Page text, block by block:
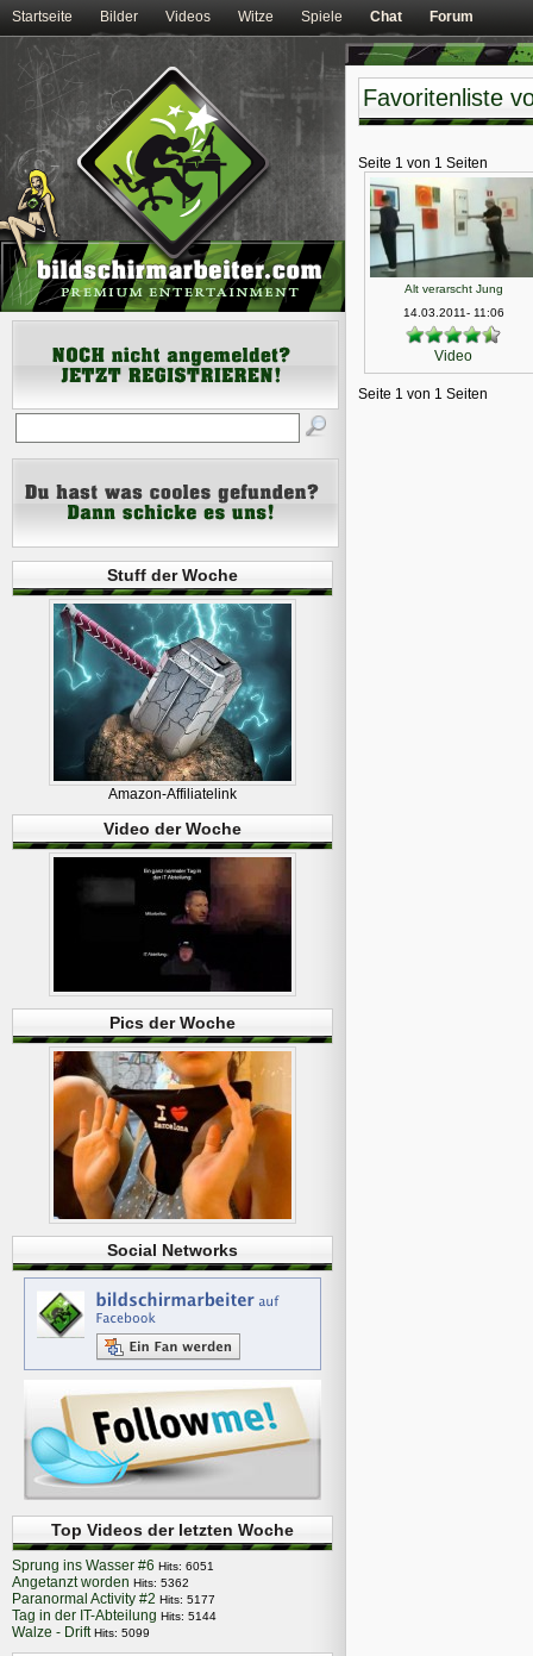
Startseite Bilder Videos Witze Spiele Chat Forum
Favoritenliste
Seite 1 von 1 Seiten
Alt verarscht Jung
14.03.2011- 11:06
Video
Seite 1 von 1 Seiten
Stuff der Woche
Amazon-Affiliatelink
Video der Woche
Pics der Woche
Social Networks
Top Videos der letzten Woche
Sprung ins Wasser #6 Hits: 6051
Angetanzt worden Hits: 5362
Paranormal Activity #2 Hits: 5177
Tag in der IT-Abteilung Hits: 5144
Walze - Drift Hits: 5099